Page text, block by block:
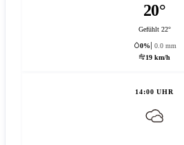
20°
Gefühlt 22°
0%
0.0 mm
19 km/h
14:00 UHR